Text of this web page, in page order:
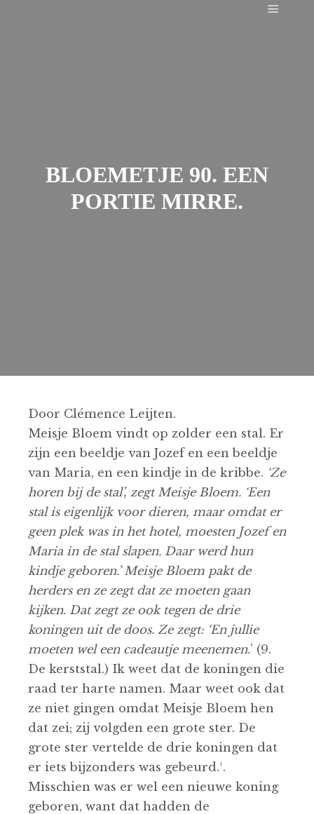
BLOEMETJE 90. EEN
PORTIE MIRRE.
Door Clémence Leijten.
Meisje Bloem vindt op zolder een stal. Er
zijn een beeldje van Jozef en een beeldje
van Maria, en een kindje in de kribbe. ‘Ze
horen bij de stal’, zegt Meisje Bloem. ‘Een
stal is eigenlijk voor dieren, maar omdat er
geen plek was in het hotel, moesten Jozef en
Maria in de stal slapen. Daar werd hun
kindje geboren.’ Meisje Bloem pakt de
herders en ze zegt dat ze moeten gaan
kijken. Dat zegt ze ook tegen de drie
koningen uit de doos. Ze zegt: ‘En jullie
moeten wel een cadeautje meenemen.’ (9.
De kerststal.) Ik weet dat de koningen die
raad ter harte namen. Maar weet ook dat
ze niet gingen omdat Meisje Bloem hen
dat zei; zij volgden een grote ster. De
grote ster vertelde de drie koningen dat
er iets bijzonders was gebeurd.¹.
Misschien was er wel een nieuwe koning
geboren, want dat hadden de